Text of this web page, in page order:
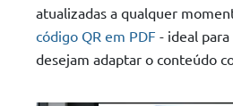
atualizadas a qualquer
código QR em PDF - ideal
desejam adaptar o conteúdo